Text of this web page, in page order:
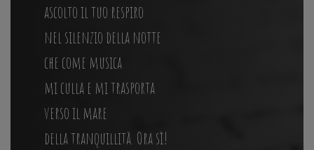
ascolto il tuo respiro
nel silenzio della notte
che come musica
mi culla e mi trasporta
verso il mare
della tranquillità. Ora sì!